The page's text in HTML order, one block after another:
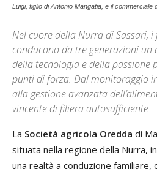
Luigi, figlio di Antonio Mangatia, e il commerciale
Nel cuore della Nurra di Sassari,
conducono da tre generazioni
della tecnologia e della passione
punti di forza. Dal monitoraggio
alla gestione avanzata
vincente di filiera autosufficiente
La Società agricola Oredda di
situata nella regione della Nurra,
una realtà a conduzione familiare,